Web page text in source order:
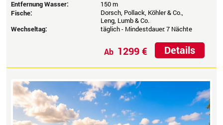
Entfernung Wasser:
150 m
Fische:
Dorsch, Pollack, Köhler & Co.,
Leng, Lumb & Co.
Wechseltag:
täglich - Mindestdauer: 7 Nächte
Details
Ab 1299 €